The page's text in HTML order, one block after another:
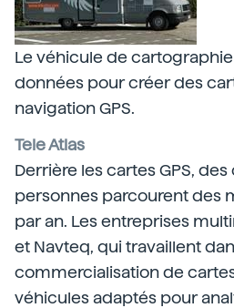
Le véhicule de
données pour créer des
navigation GPS.
Tele Atlas
Derrière les cartes GPS,
personnes parcourent des
par an. Les entreprises
et Navteq, qui travaillent
commercialisation de
véhicules adaptés pour